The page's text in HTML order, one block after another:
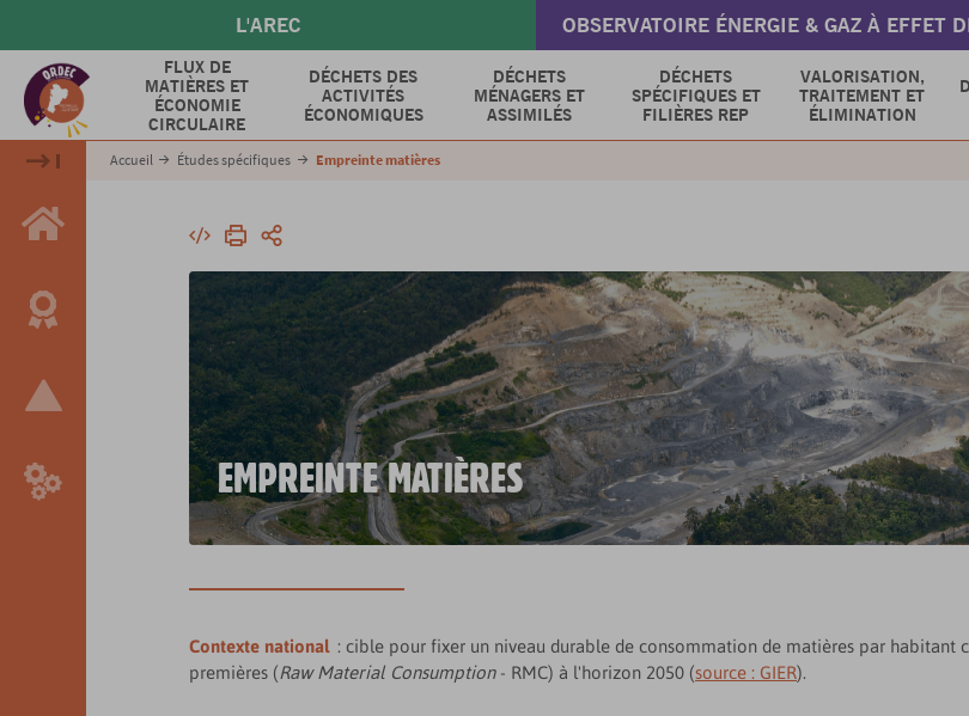
contenu
principal
L'AREC OBSERVATOIRE ÉNERGIE & GAZ À EFFET
FLUX DE
MATIÈRES ET
ÉCONOMIE
CIRCULAIRE
DÉCHETS DES
ACTIVITÉS
ÉCONOMIQUES
DÉCHETS
MÉNAGERS ET
ASSIMILÉS
DÉCHETS
SPÉCIFIQUES ET
FILIÈRES REP
VALORISATION,
TRAITEMENT ET
ÉLIMINATION
Accueil Études spécifiques Empreinte matières
IntégrerImprimerPartager
EMPREINTE MATIÈRES
Contexte national: cible pour fixer un niveau durable de consommation de matières par habitant
premières (Raw Material Consumption- RMC) à l'horizon 2050 (source : GIER).